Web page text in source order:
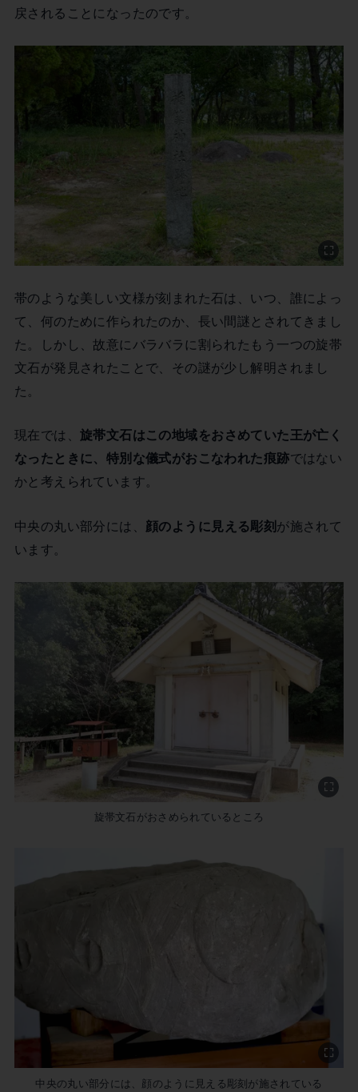
戻されることになったのです。
帯のような美しい文様が刻まれた石は、いつ、誰によっ
て、何のために作られたのか、長い間謎とされてきまし
た。しかし、故意にバラバラに割られたもう一つの旋帯
文石が発見されたことで、その謎が少し解明されまし
た。
現在では、 旋帯文石はこの地域をおさめていた王が亡く
なったときに、特別な儀式がおこなわれた痕跡ではない
かと考えられています。
中央の丸い部分には、 顔のように見える彫刻 が施されて
います。
旋帯文石がおさめられているところ
中央の丸い部分には、顔のように見える彫刻が施されている